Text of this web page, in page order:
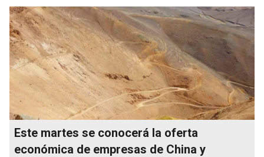
Este martes se conocerá la oferta
económica de empresas de China y